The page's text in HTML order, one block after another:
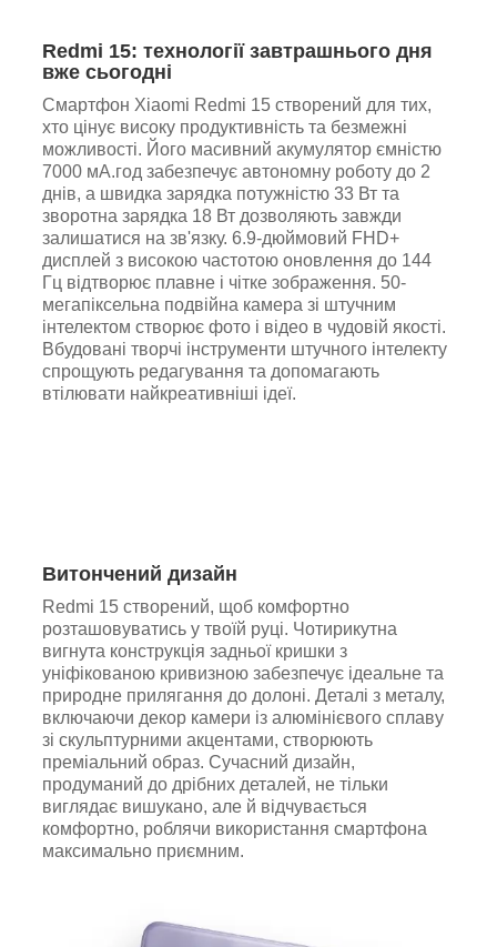
Redmi 15: технології завтрашнього дня
вже сьогодні
Смартфон Xiaomi Redmi 15 створений для тих,
хто цінує високу продуктивність та безмежні
можливості. Його масивний акумулятор ємністю
7000 мА.год забезпечує автономну роботу до 2
днів, а швидка зарядка потужністю 33 Вт та
зворотна зарядка 18 Вт дозволяють завжди
залишатися на зв'язку. 6.9-дюймовий FHD+
дисплей з високою частотою оновлення до 144
Гц відтворює плавне і чітке зображення. 50-
мегапіксельна подвійна камера зі штучним
інтелектом створює фото і відео в чудовій якості.
Вбудовані творчі інструменти штучного інтелекту
спрощують редагування та допомагають
втілювати найкреативніші ідеї.
Витончений дизайн
Redmi 15 створений, щоб комфортно
розташовуватись у твоїй руці. Чотирикутна
вигнута конструкція задньої кришки з
уніфікованою кривизною забезпечує ідеальне та
природне прилягання до долоні. Деталі з металу,
включаючи декор камери із алюмінієвого сплаву
зі скульптурними акцентами, створюють
преміальний образ. Сучасний дизайн,
продуманий до дрібних деталей, не тільки
виглядає вишукано, але й відчувається
комфортно, роблячи використання смартфона
максимально приємним.